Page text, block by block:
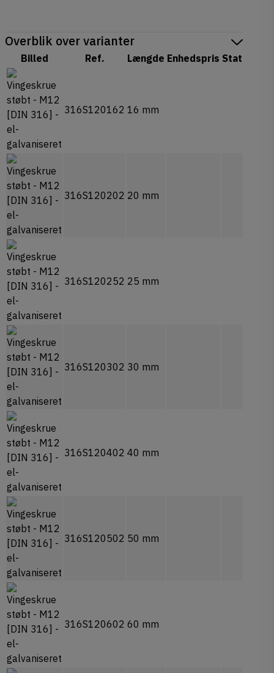
Overblik over varianter
Billed Ref. Længde Enhedspris Status
316S120162 16 mm
316S120202 20 mm
316S120252 25 mm
316S120302 30 mm
316S120402 40 mm
316S120502 50 mm
316S120602 60 mm